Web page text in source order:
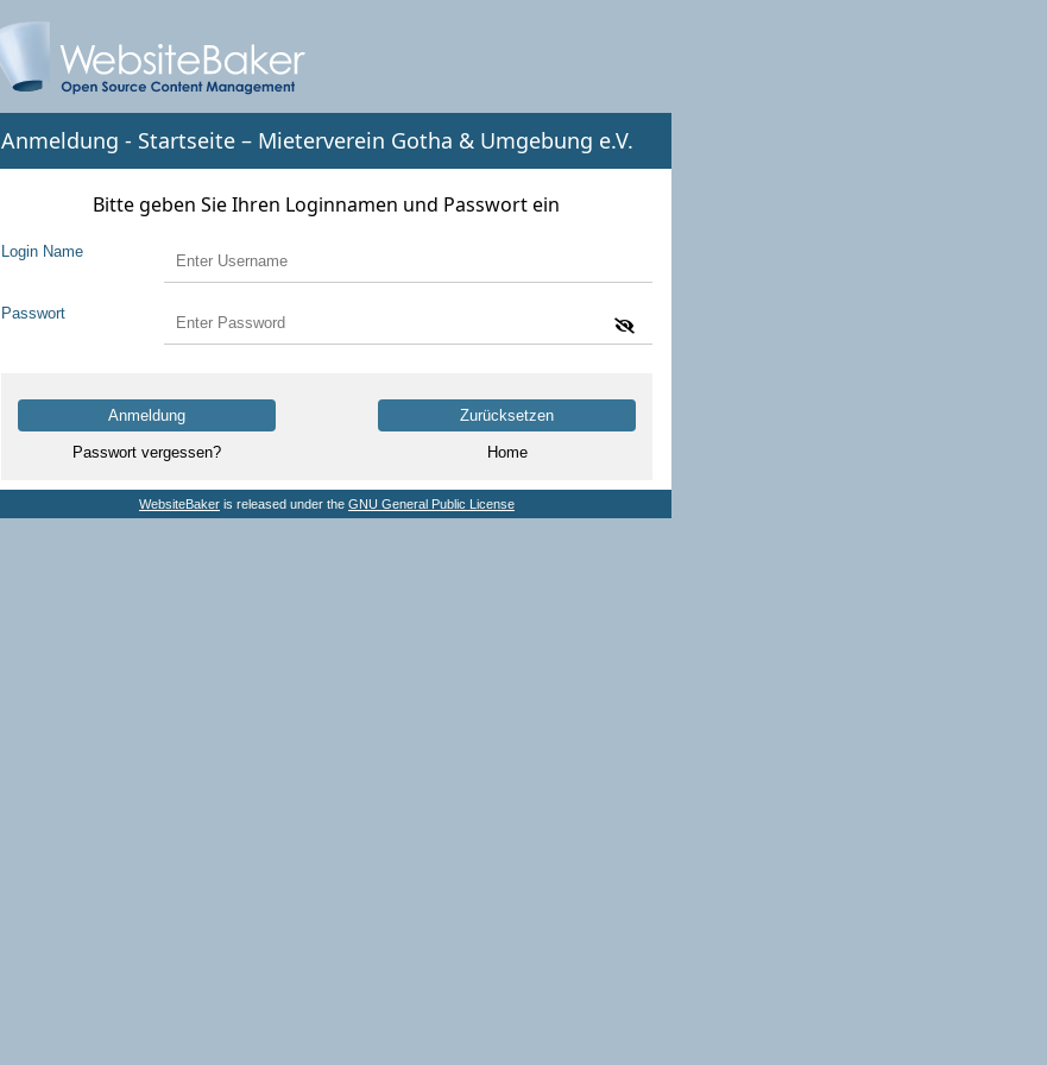
Anmeldung - Startseite – Mieterverein Gotha & Umgebung e.V.
Bitte geben Sie Ihren Loginnamen und Passwort ein
Login Name
Passwort
Anmeldung Zurücksetzen
Passwort vergessen? Home
WebsiteBakeris released under the GNU General Public License